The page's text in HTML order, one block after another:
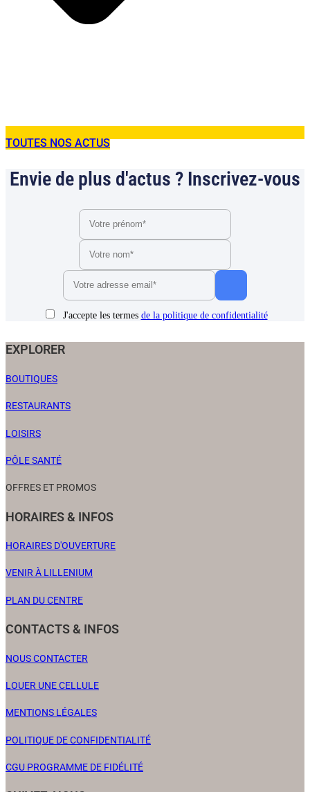
TOUTES NOS ACTUS
Envie de plus d'actus ? Inscrivez-vous
J'accepte les termes de la politique de confidentialité
EXPLORER
BOUTIQUES
RESTAURANTS
LOISIRS
PÔLE SANTÉ
OFFRES ET PROMOS
HORAIRES & INFOS
HORAIRES D'OUVERTURE
VENIR À LILLENIUM
PLAN DU CENTRE
CONTACTS & INFOS
NOUS CONTACTER
LOUER UNE CELLULE
MENTIONS LÉGALES
POLITIQUE DE CONFIDENTIALITÉ
CGU PROGRAMME DE FIDÉLITÉ